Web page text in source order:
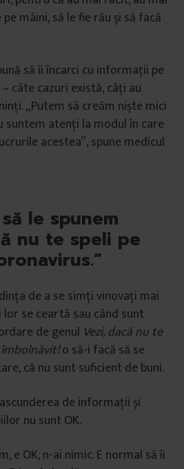
mâini, să le fie rău și să facă
să îi încarci cu informații pe
câte cazuri există, câți au
„Putem să creăm niște mici
suntem atenți la modul în care
acestea”, spune medicul
le spunem
nu te speli pe
de a se simți vinovați mai
se ceartă sau când sunt
de genul Vezi, dacă nu te
o să-i facă să se
că nu sunt suficient de buni.
de informații și
nu sunt OK.
e OK, n-ai nimic. E normal să îi